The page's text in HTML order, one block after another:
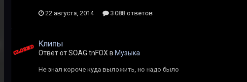
22 августа, 2014 3 088 ответов
Клипы
Ответ от SOAG tnFOX в Музыка
Не знал короче куда выложить, но надо было